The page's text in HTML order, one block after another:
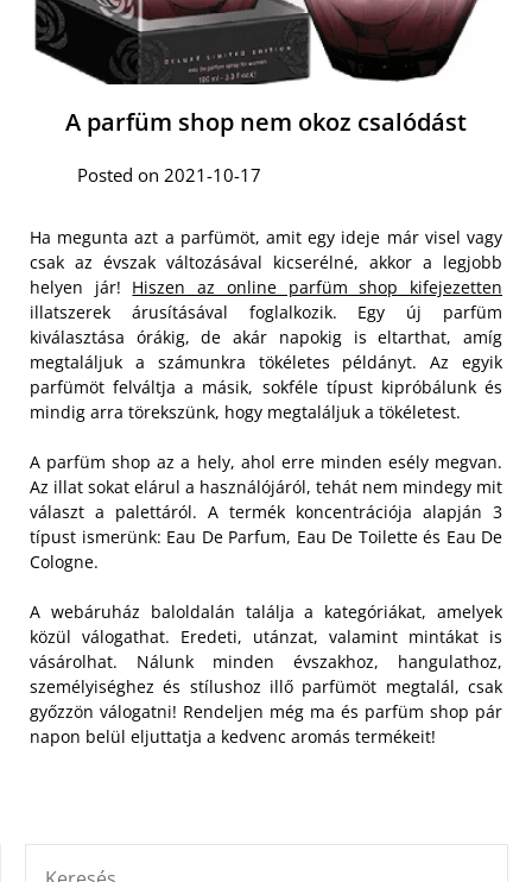
A parfüm shop nem okoz csalódást
Posted on 2021-10-17
Ha megunta azt a parfümöt, amit egy ideje már visel vagy
csak az évszak változásával kicserélné, akkor a legjobb
helyen jár! Hiszen az online parfüm shop kifejezetten
illatszerek árusításával foglalkozik. Egy új parfüm
kiválasztása órákig, de akár napokig is eltarthat, amíg
megtaláljuk a számunkra tökéletes példányt. Az egyik
parfümöt felváltja a másik, sokféle típust kipróbálunk és
mindig arra törekszünk, hogy megtaláljuk a tökéletest.
A parfüm shop az a hely, ahol erre minden esély megvan.
Az illat sokat elárul a használójáról, tehát nem mindegy mit
választ a palettáról. A termék koncentrációja alapján 3
típust ismerünk: Eau De Parfum, Eau De Toilette és Eau De
Cologne.
A webáruház baloldalán találja a kategóriákat, amelyek
közül válogathat. Eredeti, utánzat, valamint mintákat is
vásárolhat. Nálunk minden évszakhoz, hangulathoz,
személyiséghez és stílushoz illő parfümöt megtalál, csak
győzzön válogatni! Rendeljen még ma és parfüm shop pár
napon belül eljuttatja a kedvenc aromás termékeit!